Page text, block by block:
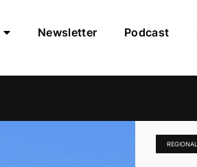
Newsletter Podcast